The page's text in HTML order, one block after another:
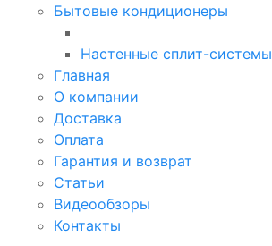
Бытовые кондиционеры
Настенные сплит-системы
Главная
О компании
Доставка
Оплата
Гарантия и возврат
Статьи
Видеообзоры
Контакты